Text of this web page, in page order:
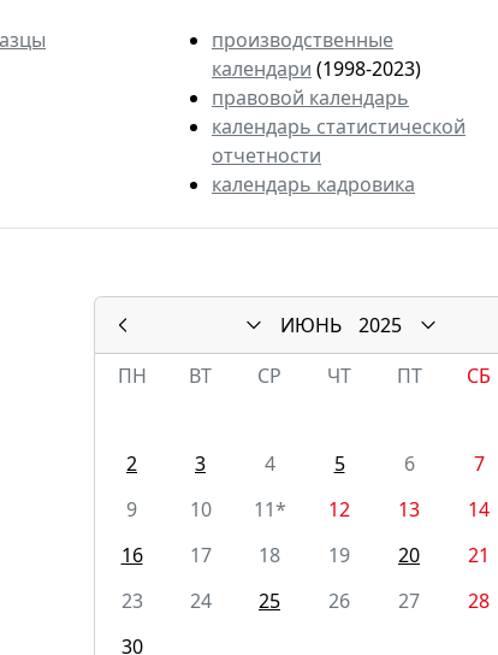
производственные
календари (1998-2023)
правовой календарь
календарь статистической
отчетности
календарь кадровика
ИЮНЬ
2025
ПН
ВТ СР ЧТ ПТ СБ
2
3 4 5 6 7
9
10 11* 12 13 14
16
17 18 19 20 21
23
24 25 26 27 28
30